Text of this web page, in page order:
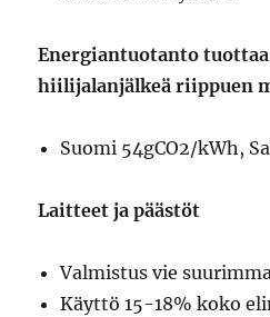
Energiantuotanto
hiilijalanjälkeä riippuen
Suomi 54gCO2/kWh,
Laitteet ja päästöt
Valmistus vie
Käyttö 15-18% koko